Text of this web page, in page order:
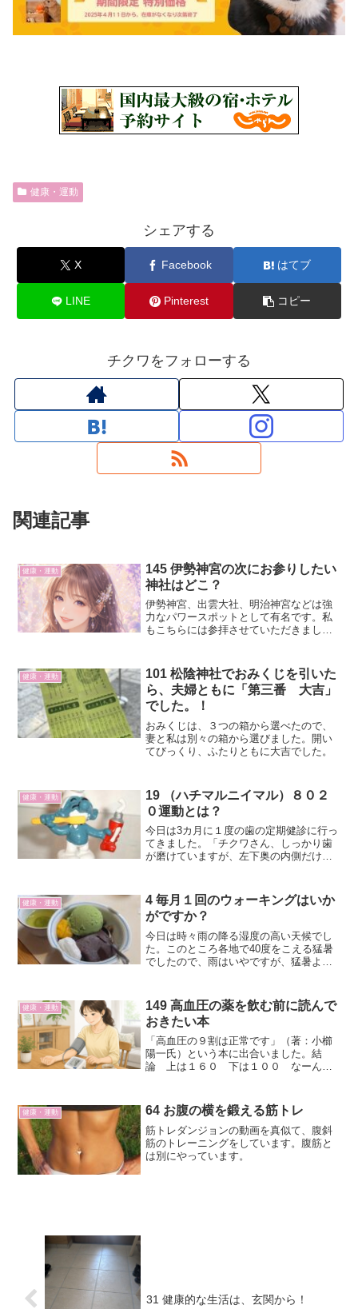
健康・運動
シェアする
X Facebook はてブ
LINE Pinterest コピー
チクワをフォローする
関連記事
健康・運動
145 伊勢神宮の次にお参りしたい
神社はどこ？
伊勢神宮、出雲大社、明治神宮などは強
力なパワースポットとして有名です。私
もこちらには参拝させていただきまし
する神社があります。
健康・運動
101 松陰神社でおみくじを引いた
ら、夫婦ともに「第三番 大吉」
でした。！
おみくじは、３つの箱から選べたので、
妻と私は別々の箱から選びました。開い
てびっくり、ふたりともに大吉でした。
健康・運動
19 （ハチマルニイマル）８０２
０運動とは？
今日は3カ月に１度の歯の定期健診に行っ
てきました。「チクワさん、しっかり歯
が磨けていますが、左下奥の内側だけ磨
っ！！私の歯は上顎（じょうがく）が12
本、下顎（かがく）が13...
健康・運動
4 毎月１回のウォーキングはいか
がですか？
今日は時々雨の降る湿度の高い天候でし
た。このところ各地で40度をこえる猛暑
でしたので、雨はいやですが、猛暑より
ためウォーキングをしていて、今日がそ
の日だったからです。...
健康・運動
149 高血圧の薬を飲む前に読んで
おきたい本
「高血圧の９割は正常です」（著：小櫛
陽一氏）という本に出合いました。結
論 上は１６０ 下は１００ なーん
健康・運動 64 お腹の横を鍛える筋トレ
筋トレダンジョンの動画を真似て、腹斜
筋のトレーニングをしています。腹筋と
は別にやっています。
31 健康的な生活は、玄関から！